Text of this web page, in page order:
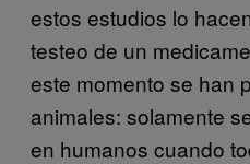
estos estudios lo
testeo de un
este momento se han
animales: solamente
en humanos cuando